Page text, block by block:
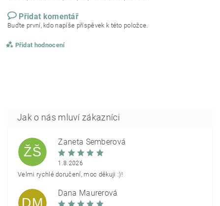
Přidat komentář
Buďte první, kdo napíše příspěvek k této položce.
Přidat hodnocení
ŽŠ
Žaneta Šemberová
1.8.2026
Velmi rychlé doručení, moc děkuji :)!
Dana Maurerová